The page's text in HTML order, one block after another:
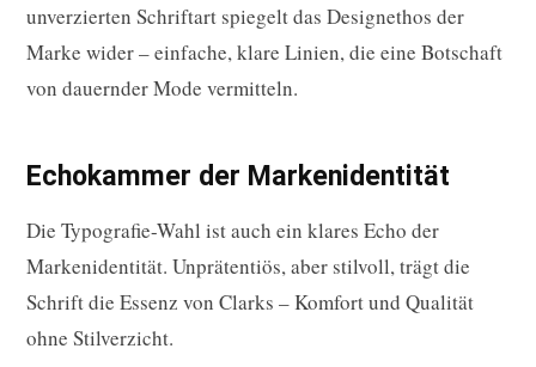
unverzierten Schriftart spiegelt das Designethos der
Marke wider – einfache, klare Linien, die eine Botschaft
von dauernder Mode vermitteln.
Echokammer der Markenidentität
Die Typografie-Wahl ist auch ein klares Echo der
Markenidentität. Unprätentiös, aber stilvoll, trägt die
Schrift die Essenz von Clarks – Komfort und Qualität
ohne Stilverzicht.